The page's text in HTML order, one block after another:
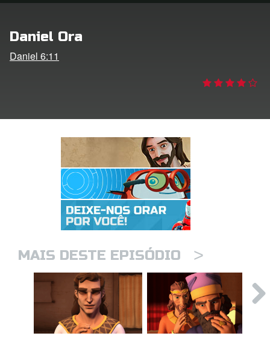
Daniel Ora
Daniel 6:11
MAIS DESTE EPISÓDIO >